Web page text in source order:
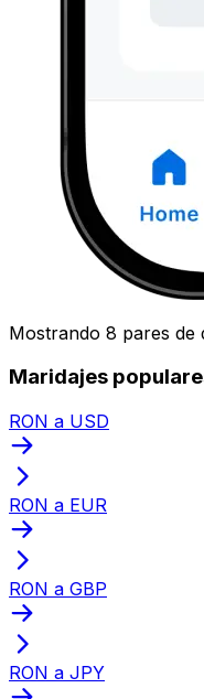
Mostrando 8 pares de
Maridajes
RON a USD
RON a EUR
RON a GBP
RON a JPY